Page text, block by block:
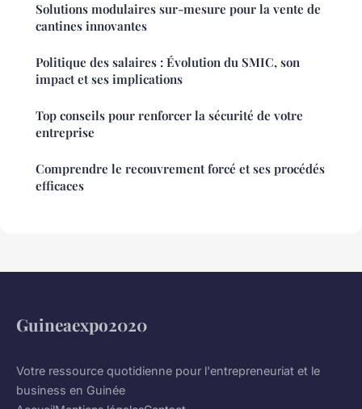
Solutions modulaires sur-mesure pour la vente de
cantines innovantes
Politique des salaires : Évolution du SMIC, son
impact et ses implications
Top conseils pour renforcer la sécurité de votre
entreprise
Comprendre le recouvrement forcé et ses procédés
efficaces
Guineaexpo2020
Votre ressource quotidienne pour l'entrepreneuriat et le
business en Guinée